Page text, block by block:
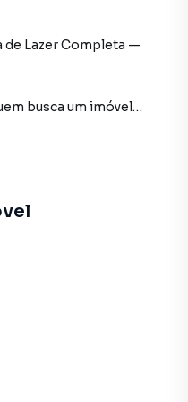
de Lazer Completa —
busca um imóvel
em família e com
(laranja, limão,